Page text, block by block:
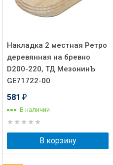
Накладка 2 местная Ретро
деревянная на бревно
D200-220, ТД МезонинЪ
GE71722-00
581 ₽
В наличии
В корзину